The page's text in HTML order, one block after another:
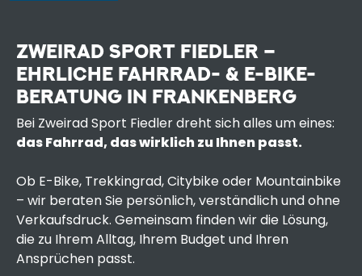
ZWEIRAD SPORT FIEDLER –
EHRLICHE FAHRRAD- & E-BIKE-
BERATUNG IN FRANKENBERG
Bei Zweirad Sport Fiedler dreht sich alles um eines:
das Fahrrad, das wirklich zu Ihnen passt.
Ob E-Bike, Trekkingrad, Citybike oder Mountainbike
– wir beraten Sie persönlich, verständlich und ohne
Verkaufsdruck. Gemeinsam finden wir die Lösung,
die zu Ihrem Alltag, Ihrem Budget und Ihren
Ansprüchen passt.